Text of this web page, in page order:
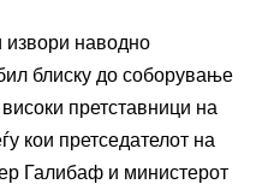
извори наводно
блиску до соборување
претставници на
кои претседателот на
Галибаф и министерот